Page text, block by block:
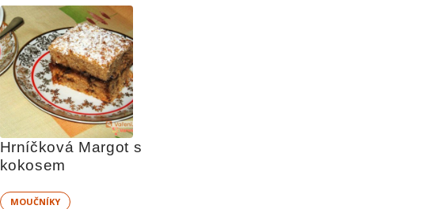
Hrníčková Margot s
kokosem
MOUČNÍKY